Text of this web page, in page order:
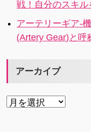
戦！自分のスキル
アーテリーギア-
(Artery Gear)と呼
アーカイブ
ア